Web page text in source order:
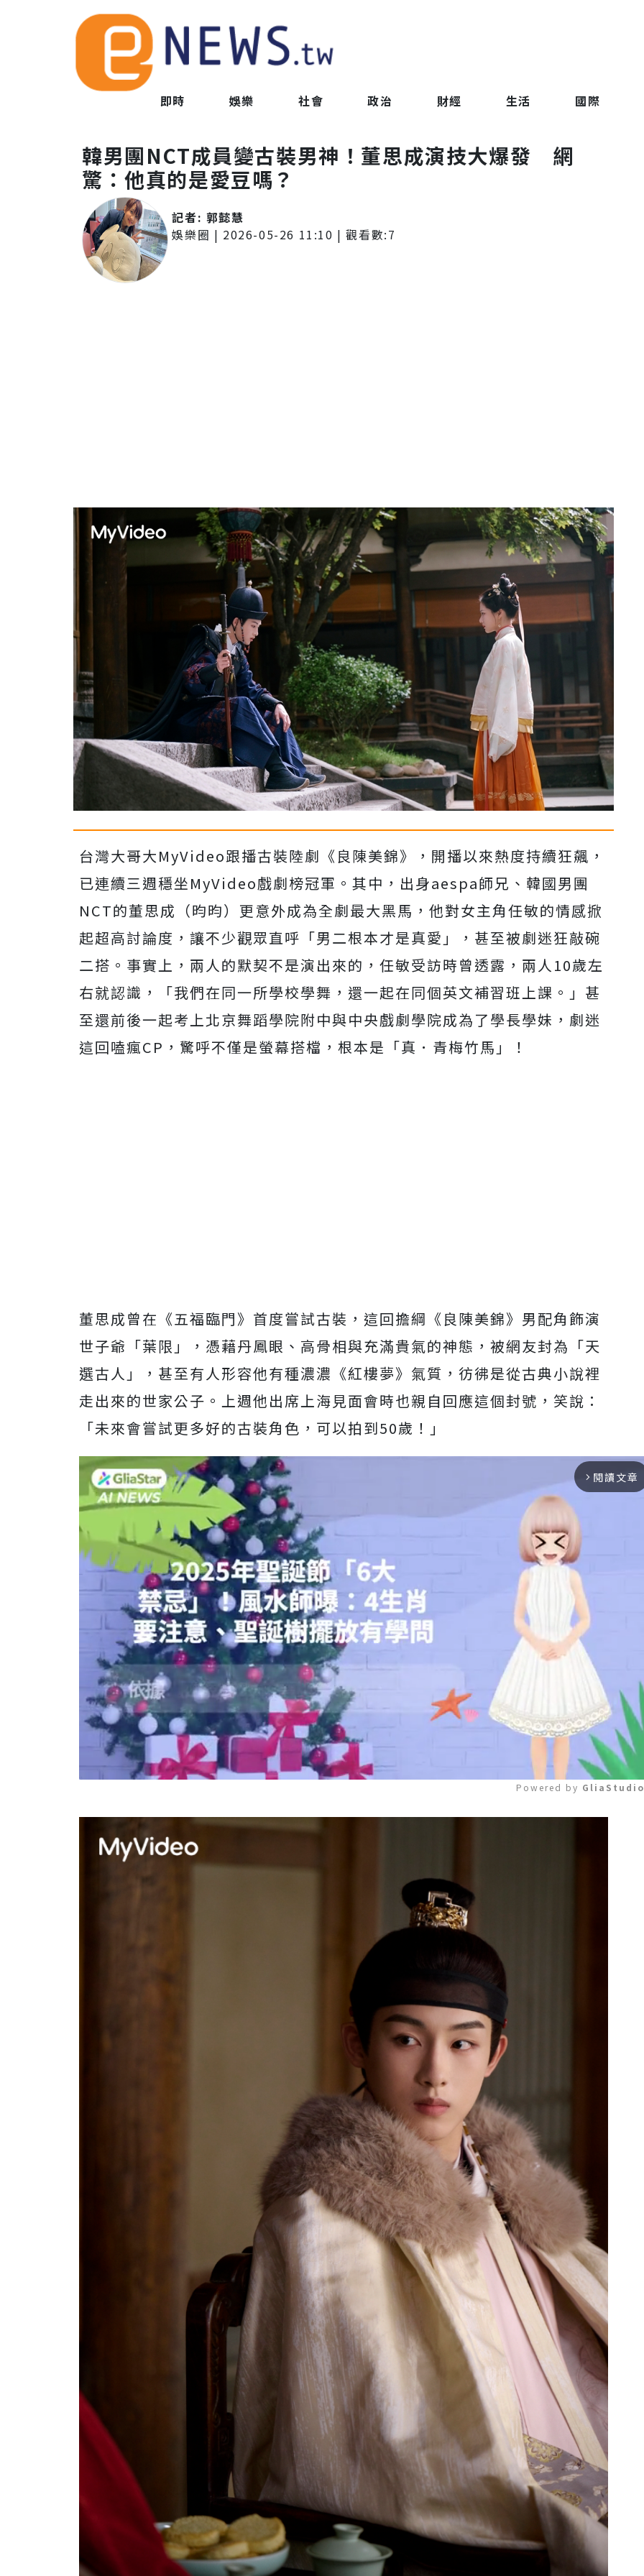
即時 娛樂 社會 政治 財經 生活 國際
韓男團NCT成員變古裝男神！董思成演技大爆發 網
驚：他真的是愛豆嗎？
記者: 郭懿慧
娛樂圈 | 2026-05-26 11:10 | 觀看數:7
台灣大哥大MyVideo跟播古裝陸劇《良陳美錦》， 開播以來熱度持續狂飆，
已連續三週穩坐MyVideo戲劇榜冠軍。其中， 出身aespa師兄、韓國男團
NCT的董思成（昀昀） 更意外成為全劇最大黑馬，他對女主角任敏的情感掀
起超高討論度， 讓不少觀眾直呼「男二根本才是真愛」，甚至被劇迷狂敲碗
二搭。 事實上，兩人的默契不是演出來的，任敏受訪時曾透露， 兩人10歲左
右就認識，「我們在同一所學校學舞， 還一起在同個英文補習班上課。」 甚
至還前後一起考上北京舞蹈學院附中與中央戲劇學院成為了學長學妹，劇迷
這回嗑瘋CP，驚呼不僅是螢幕搭檔，根本是「真． 青梅竹馬」！
董思成曾在《五福臨門》首度嘗試古裝，這回擔綱《良陳美錦》 男配角飾演
世子爺「葉限」，憑藉丹鳳眼、 高骨相與充滿貴氣的神態，被網友封為「天
選古人」， 甚至有人形容他有種濃濃《紅樓夢》氣質， 彷彿是從古典小說裡
走出來的世家公子。 上週他出席上海見面會時也親自回應這個封號，笑說：
「未來會嘗試更多好的古裝角色，可以拍到50歲！」
arrow_forward_ios 閱讀文章
Powered by